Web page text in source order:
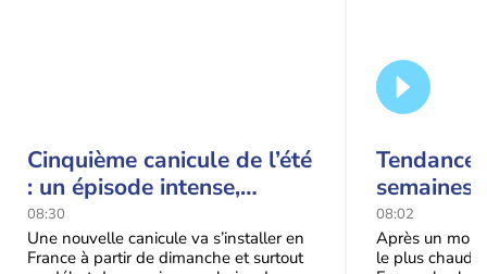
Cinquième canicule de l’été
: un épisode intense,
durable et étendu la
semaine prochaine
08:30
Une nouvelle canicule va s’installer en
France à partir de dimanche et surtout
Tendance
semaines
septembre
08:02
Après un
le plus chaud